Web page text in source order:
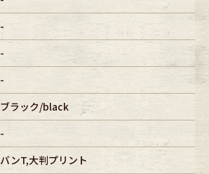
-
-
-
ブラック/black
-
バンT,大判プリント